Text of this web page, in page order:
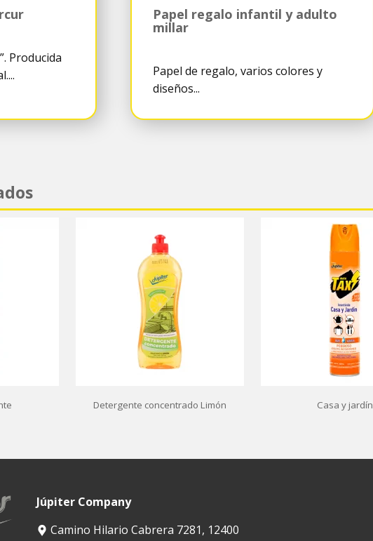
Producida
Papel regalo infantil y adulto
millar
Papel de regalo, varios colores y
diseños...
Detergente concentrado Limón Casa y jardín
Júpiter Company
Camino Hilario Cabrera 7281, 12400